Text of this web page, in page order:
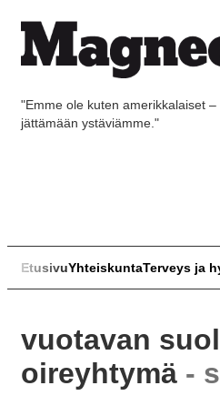
"Emme ole kuten amerikkalaiset
jättämään ystäviämme."
EtusivuYhteiskuntaTerveys ja
vuotavan
oireyhtymä -